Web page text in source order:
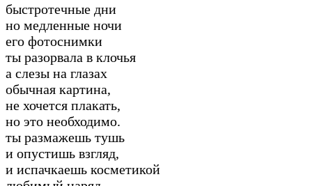
быстротечные дни
но медленные ночи
его фотоснимки
ты разорвала в клочья
а слезы на глазах
обычная картина,
не хочется плакать,
но это необходимо.
ты размажешь тушь
и опустишь взгляд,
и испачкаешь косметикой